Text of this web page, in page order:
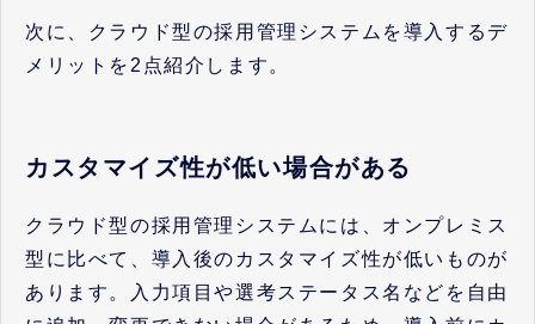
次に、クラウド型の採用管理システムを導入するデ
メリットを2点紹介します。
カスタマイズ性が低い場合がある
クラウド型の採用管理システムには、オンプレミス
型に比べて、導入後のカスタマイズ性が低いものが
あります。入力項目や選考ステータス名などを自由